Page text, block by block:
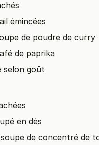
émincées
de poudre de curry
de paprika
selon goût
en dés
de concentré de